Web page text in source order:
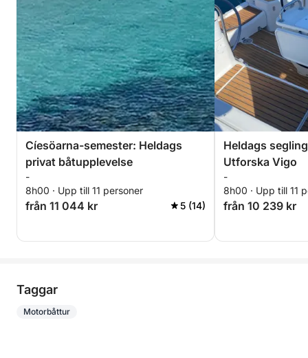
Cíesöarna-semester: Heldags
privat båtupplevelse
-
8h00 · Upp till 11 personer
från 11 044 kr 5 (14)
Heldags
Utforska Vigo
-
8h00 · Upp till 11
från 10 239 kr
Taggar
Motorbåttur